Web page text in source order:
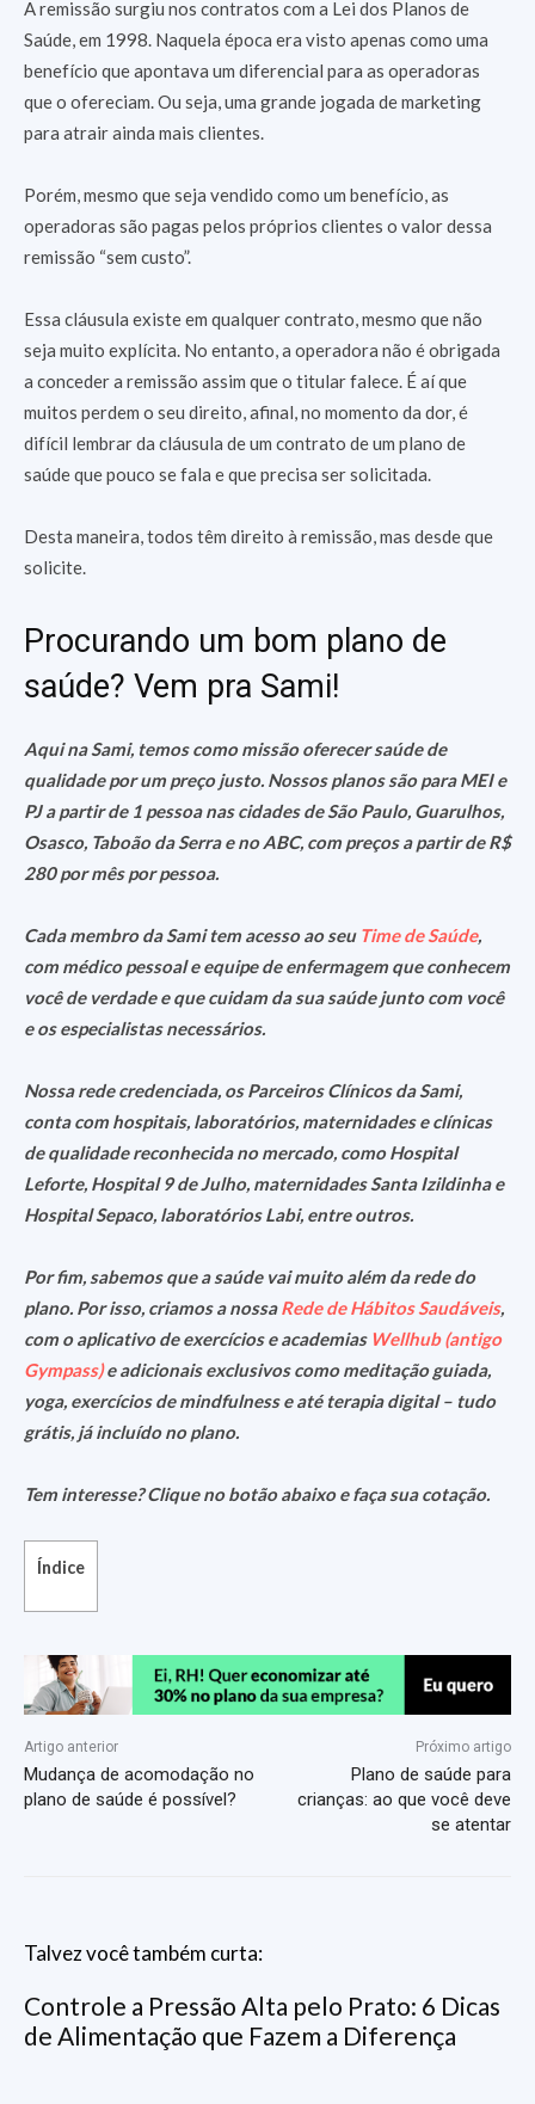
A remissão surgiu nos contratos com a Lei dos Planos de
Saúde, em 1998. Naquela época era visto apenas como uma
benefício que apontava um diferencial para as operadoras
que o ofereciam. Ou seja, uma grande jogada de marketing
para atrair ainda mais clientes.
Porém, mesmo que seja vendido como um benefício, as
operadoras são pagas pelos próprios clientes o valor dessa
remissão “sem custo”.
Essa cláusula existe em qualquer contrato, mesmo que não
seja muito explícita. No entanto, a operadora não é obrigada
a conceder a remissão assim que o titular falece. É aí que
muitos perdem o seu direito, afinal, no momento da dor, é
difícil lembrar da cláusula de um contrato de um plano de
saúde que pouco se fala e que precisa ser solicitada.
Desta maneira, todos têm direito à remissão, mas desde que
solicite.
Procurando um bom plano de
saúde? Vem pra Sami!
Aqui na Sami, temos como missão oferecer saúde de
qualidade por um preço justo. Nossos planos são para MEI e
PJ a partir de 1 pessoa nas cidades de São Paulo, Guarulhos,
Osasco, Taboão da Serra e no ABC, com preços a partir de R$
280 por mês por pessoa.
Cada membro da Sami tem acesso ao seu Time de Saúde,
com médico pessoal e equipe de enfermagem que conhecem
você de verdade e que cuidam da sua saúde junto com você
e os especialistas necessários.
Nossa rede credenciada, os Parceiros Clínicos da Sami,
conta com hospitais, laboratórios, maternidades e clínicas
de qualidade reconhecida no mercado, como Hospital
Leforte, Hospital 9 de Julho, maternidades Santa Izildinha e
Hospital Sepaco, laboratórios Labi, entre outros.
Por fim, sabemos que a saúde vai muito além da rede do
plano. Por isso, criamos a nossaRede de Hábitos Saudáveis,
com o aplicativo de exercícios e academias Wellhub (antigo
Gympass)e adicionais exclusivos como meditação guiada,
yoga, exercícios de mindfulness e até terapia digital – tudo
grátis, já incluído no plano.
Tem interesse? Clique no botão abaixo e faça sua cotação.
Índice
Artigo anterior
Mudança de acomodação no
plano de saúde é possível?
Próximo artigo
Plano de saúde para
crianças: ao que você deve
se atentar
Talvez você também curta:
Controle a Pressão Alta pelo Prato: 6 Dicas
de Alimentação que Fazem a Diferença